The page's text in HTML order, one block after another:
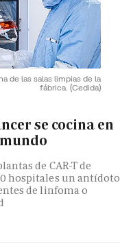
de las salas limpias de la
fábrica. (Cedida)
se cocina en
de CAR-T de
hospitales un antídoto
de linfoma o